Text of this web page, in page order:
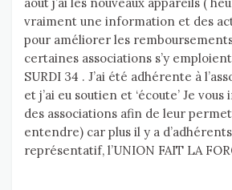
vraiment une information et des
pour améliorer les
certaines associations s’y
SURDI 34 . J’ai été adhérente à
et j’ai eu soutien et ‘écoute’ Je
des associations afin de leur
entendre) car plus il y a
représentatif, l’UNION FAIT LA